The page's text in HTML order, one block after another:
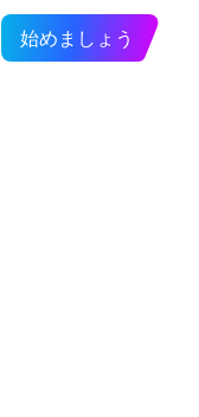
始めましょう